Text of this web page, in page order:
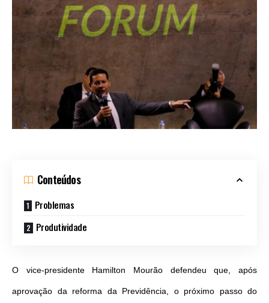
Conteúdos
Problemas
Produtividade
O vice-presidente Hamilton Mourão defendeu que, após
aprovação da reforma da Previdência, o próximo passo do